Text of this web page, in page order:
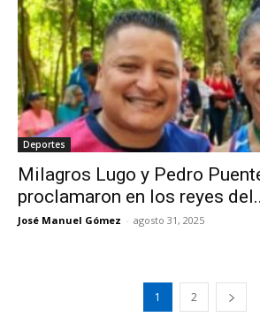
Deportes
Milagros Lugo y Pedro
proclamaron en los reyes
José Manuel Gómez - agosto 31, 2025
1 2